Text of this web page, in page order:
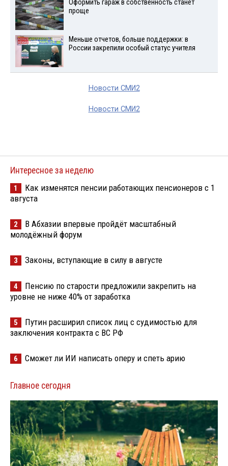
Оформить гараж в собственность станет
проще
Меньше отчетов, больше поддержки: в
России закрепили особый статус учителя
Новости СМИ2
Новости СМИ2
Интересное за неделю
1
Как изменятся пенсии работающих пенсионеров с 1
августа
2
В Абхазии впервые пройдёт масштабный
молодёжный форум
3 Законы, вступающие в силу в августе
4
Пенсию по старости предложили закрепить на
уровне не ниже 40% от заработка
5
Путин расширил список лиц с судимостью для
заключения контракта с ВС РФ
6 Сможет ли ИИ написать оперу и спеть арию
Главное сегодня